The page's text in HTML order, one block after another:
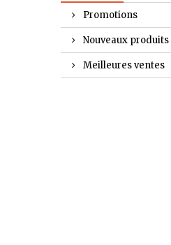
Promotions
Nouveaux produits
Meilleures ventes